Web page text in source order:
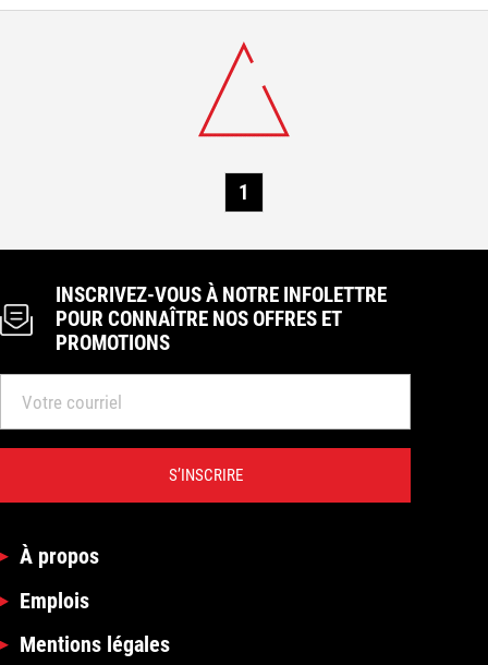
Demain : 8 h à 17 h 30
CHOISIR CE MAGASIN
info@laferte.com
1
INSCRIVEZ-VOUS À NOTRE INFOLETTRE
POUR CONNAÎTRE NOS OFFRES ET
PROMOTIONS
S’INSCRIRE
À propos
Emplois
Mentions légales